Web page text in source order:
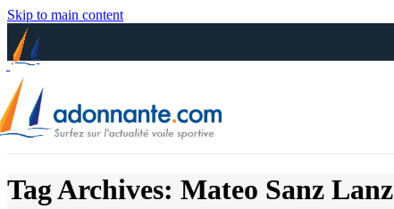
Skip to main content
Tag Archives: Mateo Sanz Lanz